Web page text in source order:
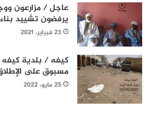
عاجل / مزارعون
يرفضون تشييد
23 فبراير، 2021
كيفه / بلدية كيفه
مسبوق على
25 مايو، 2022